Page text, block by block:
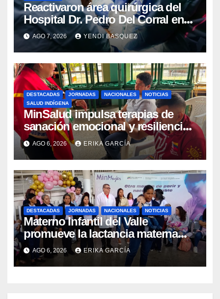
Reactivaron área quirúrgica del
Hospital Dr. Pedro Del Corral en
Guárico
AGO 7, 2026 YENDI BASQUEZ
DESTACADAS JORNADAS NACIONALES
NOTICIAS
SALUD INDÍGENA
MinSalud impulsa terapias de
sanación emocional y resiliencia
post-sismo junto a comunidades
indígenas en Caracas
AGO 6, 2026 ERIKA GARCÍA
DESTACADAS JORNADAS NACIONALES NOTICIAS
Materno Infantil del Valle
promueve la lactancia materna
como un inicio sostenible para la
vida
AGO 6, 2026 ERIKA GARCÍA